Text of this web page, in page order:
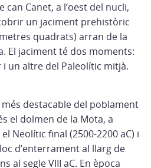
Canet, a l’oest del nucli,
un jaciment prehistòric
quadrats) arran de la
El jaciment té dos moments:
un altre del Paleolític mitjà.
destacable del poblament
el dolmen de la Mota, a
Neolític final (2500-2200 aC) i
d’enterrament al llarg de
al segle VIII aC. En època